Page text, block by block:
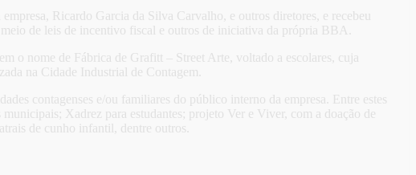
Ricardo Garcia da Silva Carvalho, e outros diretores, e recebeu
de leis de incentivo fiscal e outros de iniciativa da própria BBA.
o nome de Fábrica de Grafitt – Street Arte, voltado a escolares, cuja
na Cidade Industrial de Contagem.
contagenses e/ou familiares do público interno da empresa. Entre estes
Xadrez para estudantes; projeto Ver e Viver, com a doação de
de cunho infantil, dentre outros.